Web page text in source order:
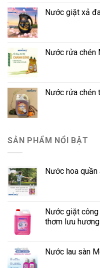
Nước giặt xả
Nước rửa chén
Nước rửa chén
SẢN PHẨM NỔI BẬT
Nước hoa
Nước giặt
thơm lưu
Nước lau sàn